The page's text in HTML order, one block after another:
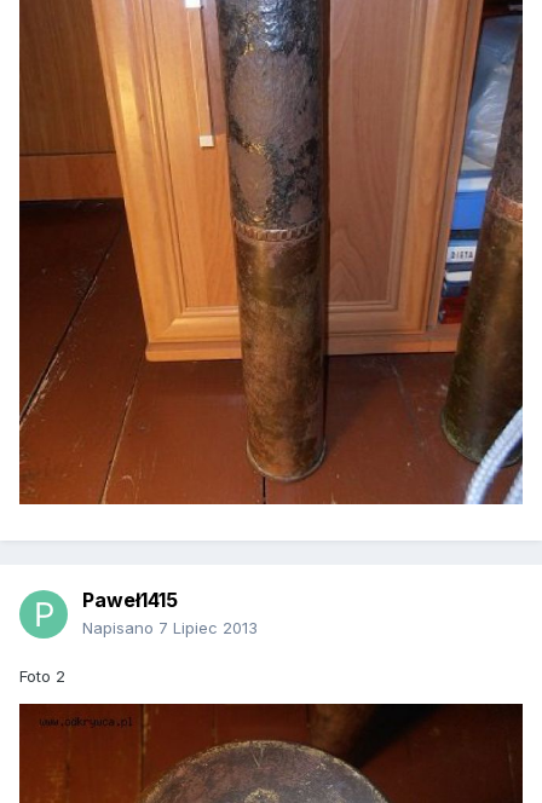
Paweł1415
Napisano 7 Lipiec 2013
Foto 2